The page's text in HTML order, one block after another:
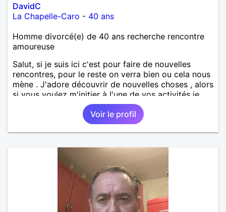
DavidC
La Chapelle-Caro - 40 ans
Homme divorcé(e) de 40 ans recherche rencontre
amoureuse
Salut, si je suis ici c'est pour faire de nouvelles
rencontres, pour le reste on verra bien ou cela nous
mène . J'adore découvrir de nouvelles choses , alors
si vous voulez m'initier à l'une de vos activités je
Voir le profil